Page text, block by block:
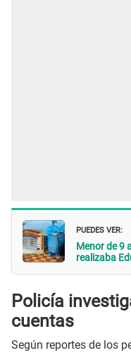
PUEDES VER:
Menor de 9
realizaba
Policía
cuentas
Según reportes de los